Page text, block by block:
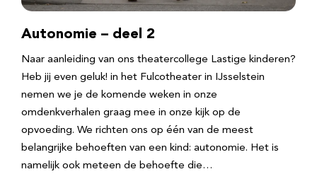
Autonomie – deel 2
Naar aanleiding van ons theatercollege Lastige kinderen?
Heb jij even geluk! in het Fulcotheater in IJsselstein
nemen we je de komende weken in onze
omdenkverhalen graag mee in onze kijk op de
opvoeding. We richten ons op één van de meest
belangrijke behoeften van een kind: autonomie. Het is
namelijk ook meteen de behoefte die…